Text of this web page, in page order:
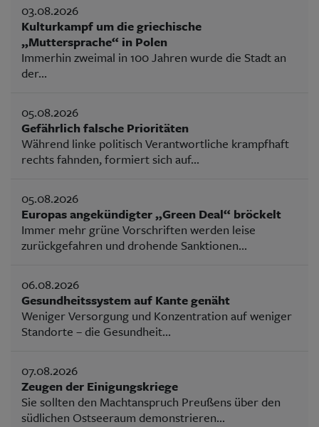
03.08.2026
Kulturkampf um die griechische
„Muttersprache“ in Polen
Immerhin zweimal in 100 Jahren wurde die Stadt an
der...
05.08.2026
Gefährlich falsche Prioritäten
Während linke politisch Verantwortliche krampfhaft
rechts fahnden, formiert sich auf...
05.08.2026
Europas angekündigter „Green Deal“ bröckelt
Immer mehr grüne Vorschriften werden leise
zurückgefahren und drohende Sanktionen...
06.08.2026
Gesundheitssystem auf Kante genäht
Weniger Versorgung und Konzentration auf weniger
Standorte – die Gesundheit...
07.08.2026
Zeugen der Einigungskriege
Sie sollten den Machtanspruch Preußens über den
südlichen Ostseeraum demonstrieren...